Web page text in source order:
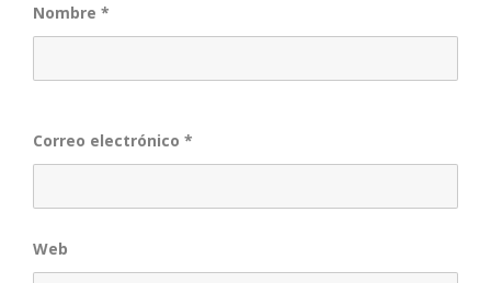
Nombre *
Correo electrónico *
Web